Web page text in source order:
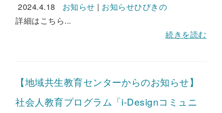
2024.4.18 お知らせ | お知らせひびきの
詳細はこちら...
続きを読む
【地域共生教育センターからのお知らせ】
社会人教育プログラム「i-Designコミュニ